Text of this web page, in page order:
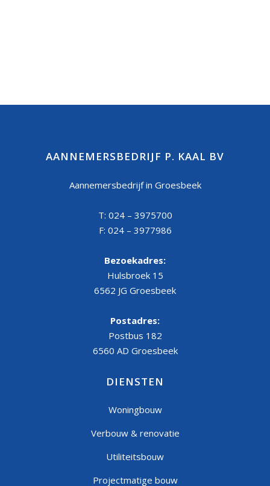
AANNEMERSBEDRIJF P. KAAL BV
Aannemersbedrijf in Groesbeek
T: 024 – 3975700
F: 024 – 3977986
Bezoekadres:
Hulsbroek 15
6562 JG Groesbeek
Postadres:
Postbus 182
6560 AD Groesbeek
DIENSTEN
Woningbouw
Verbouw & renovatie
Utiliteitsbouw
Projectmatige bouw